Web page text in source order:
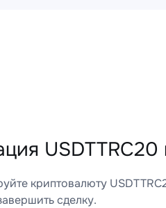
USDTTRC20
криптовалюту
сделку.